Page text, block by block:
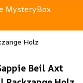
MysteryBox
Holz
Beil Axt